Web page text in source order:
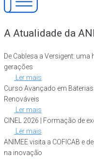
A Atualidade da
De Cablesa a Versigent:
gerações
Ler mais
Curso Avançado em
Renováveis
Ler mais
CINEL 2026 | Formação de
Ler mais
ANIMEE visita a COFICAB e
na inovação